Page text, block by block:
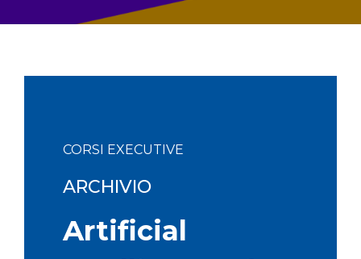
CORSI EXECUTIVE
ARCHIVIO
Artificial